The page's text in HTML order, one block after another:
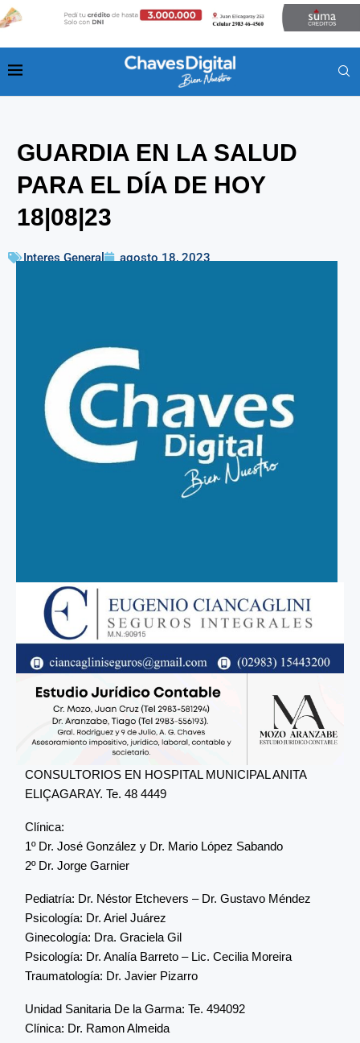
GUARDIA EN LA SALUD
PARA EL DÍA DE HOY
18|08|23
Interes General agosto 18, 2023
CONSULTORIOS EN HOSPITAL MUNICIPAL ANITA
ELIÇAGARAY. Te. 48 4449
Clínica:
1º Dr. José González y Dr. Mario López Sabando
2º Dr. Jorge Garnier
Pediatría: Dr. Néstor Etchevers – Dr. Gustavo Méndez
Psicología: Dr. Ariel Juárez
Ginecología: Dra. Graciela Gil
Psicología: Dr. Analía Barreto – Lic. Cecilia Moreira
Traumatología: Dr. Javier Pizarro
Unidad Sanitaria De la Garma: Te. 494092
Clínica: Dr. Ramon Almeida